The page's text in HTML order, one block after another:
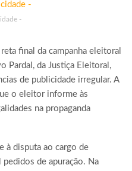
-
final da campanha eleitoral
Pardal, da Justiça Eleitoral,
de publicidade irregular. A
o eleitor informe às
na propaganda
à disputa ao cargo de
de apuração. Na